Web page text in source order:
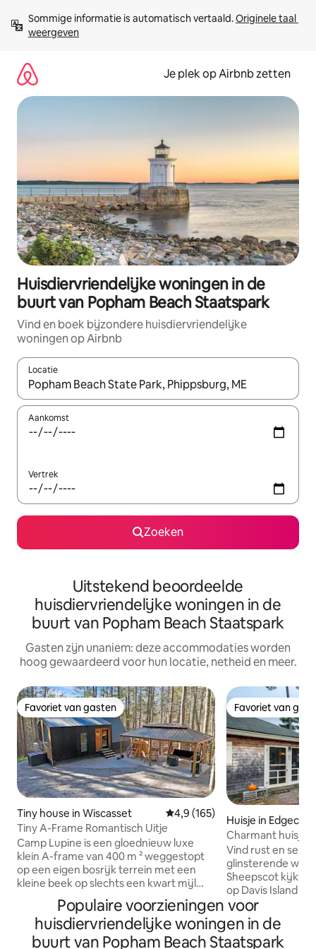
direct
naar
Sommige informatie is automatisch vertaald. Originele taal
weergeven
Je plek op Airbnb zetten
Huisdiervriendelijke woningen in de
buurt van Popham Beach Staatspark
Vind en boek bijzondere huisdiervriendelijke
woningen op Airbnb
Locatie
Wanneer er resultaten beschikbaar zijn, maak je een keuze
Aankomst
Vertrek
Zoeken
Uitstekend beoordeelde
huisdiervriendelijke woningen in de
buurt van Popham Beach Staatspark
Gasten zijn unaniem: deze accommodaties worden
hoog gewaardeerd voor hun locatie, netheid en meer.
Favoriet van gasten
Favoriet van gasten
Tiny house in Wiscasset Gemiddelde beoordeling van
4,9 (165)
Tiny A-Frame Romantisch Uitje
Camp Lupine is een gloednieuw luxe
klein A-frame van 400 m ² weggestopt
op een eigen bosrijk terrein met een
kleine beek op slechts een kwart mijl
van Coastal Route 1. Met Historic
Wiscasset, Booth Bay, Bath, Freeport en
Portland allemaal binnen handbereik, is
dit het perfecte romantische uitje.
Favoriet van
Favoriet van
Huisje in
Charmant huisje
uitzicht op het
Vind rust en
glinsterende
Sheepscot kijkt.
op Davis Island in
uit op het
Wiscasset en
prachtige
en een
Populaire voorzieningen voor
huisdiervriendelijke woningen in de
buurt van Popham Beach Staatspark